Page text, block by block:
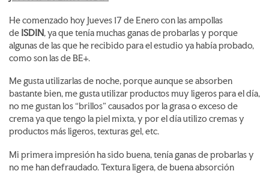
He comenzado hoy Jueves 17 de Enero con las ampollas
de ISDIN, ya que tenía muchas ganas de probarlas y porque
algunas de las que he recibido para el estudio ya había probado,
como son las de BE+.
Me gusta utilizarlas de noche, porque aunque se absorben
bastante bien, me gusta utilizar productos muy ligeros para el día,
no me gustan los “brillos” causados por la grasa o exceso de
crema ya que tengo la piel mixta, y por el día utilizo cremas y
productos más ligeros, texturas gel, etc.
Mi primera impresión ha sido buena, tenía ganas de probarlas y
no me han defraudado. Textura ligera, de buena absorción